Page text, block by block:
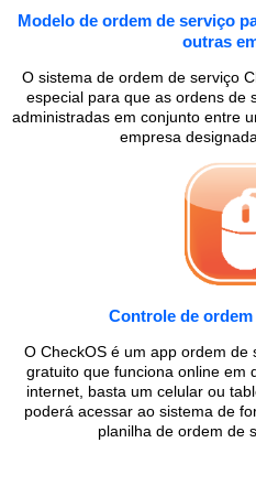
Modelo de ordem de serviço
outras
O sistema de ordem de serviço
especial para que as ordens de
administradas em conjunto entre
empresa
Controle de
O CheckOS é um app ordem
gratuito que funciona online em
internet, basta um celular ou
poderá acessar ao sistema de
planilha de ordem de